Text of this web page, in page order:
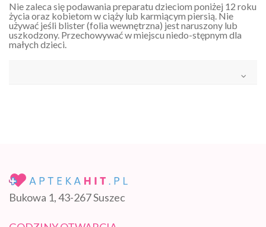
Nie zaleca się podawania preparatu dzieciom poniżej 12 roku
życia oraz kobietom w ciąży lub karmiącym piersią. Nie
używać jeśli blister (folia wewnętrzna) jest naruszony lub
uszkodzony. Przechowywać w miejscu niedo-stępnym dla
małych dzieci.
Bukowa 1, 43-267 Suszec